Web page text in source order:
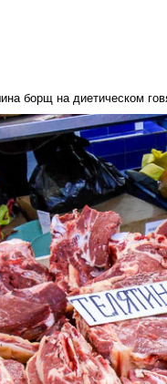
борщ на диетическом